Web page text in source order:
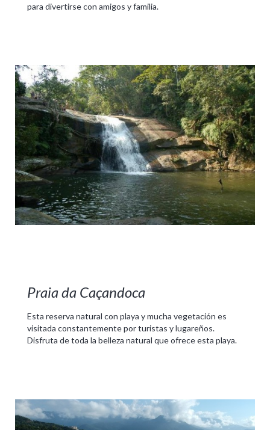
para divertirse con amigos y familia.
Praia da Caçandoca
Esta reserva natural con playa y mucha vegetación es
visitada constantemente por turistas y lugareños.
Disfruta de toda la belleza natural que ofrece esta playa.